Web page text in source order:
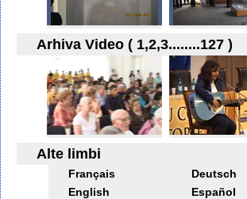
Arhiva Video ( 1,2,3........127 )
Alte limbi
Français
Deutsch
English
Español